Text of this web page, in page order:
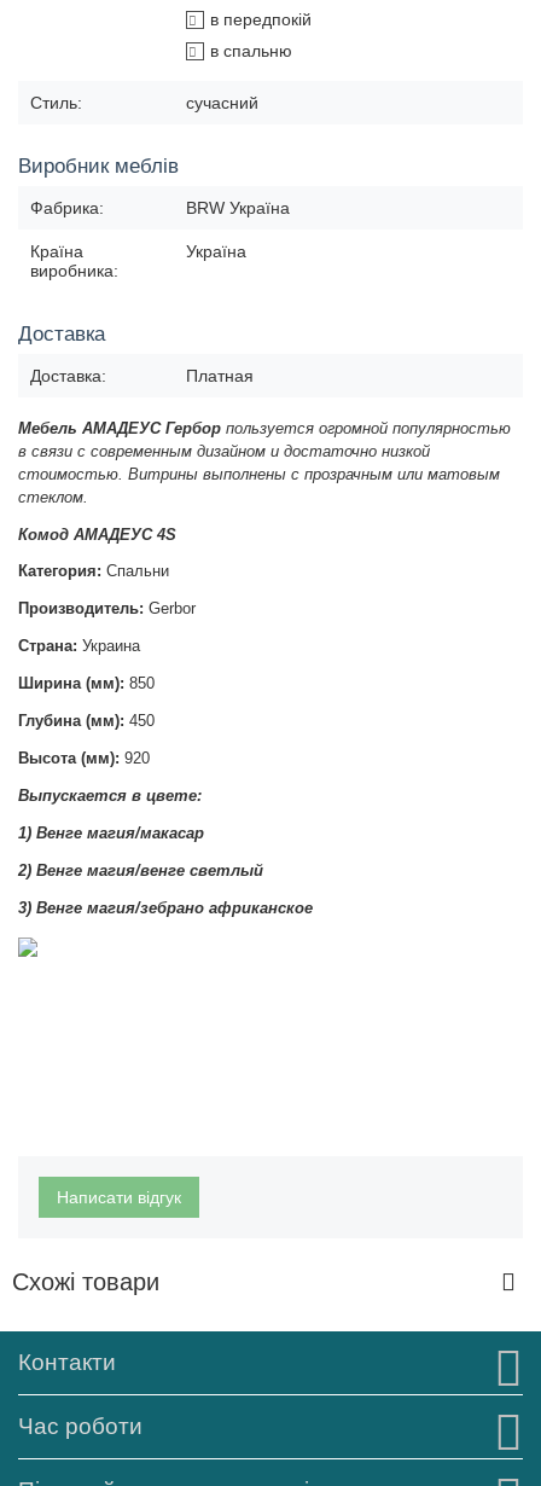
в передпокій
в спальню
Стиль: сучасний
Виробник меблів
Фабрика: BRW Україна
Країна
виробника:
Україна
Доставка
Доставка: Платная
Мебель АМАДЕУС Гербор пользуется огромной популярностью
в связи с современным дизайном и достаточно низкой
стоимостью. Витрины выполнены с прозрачным или матовым
стеклом.
Комод АМАДЕУС 4S
Категория: Спальни
Производитель: Gerbor
Страна: Украина
Ширина (мм): 850
Глубина (мм): 450
Высота (мм): 920
Выпускается в цвете:
1) Венге магия/макасар
2) Венге магия/венге светлый
3) Венге магия/зебрано африканское
Написати відгук
Схожі товари
Контакти
Час роботи